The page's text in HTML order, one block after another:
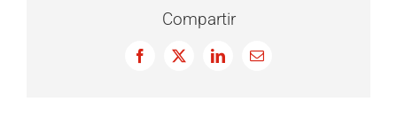
Compartir
Facebook
X LinkedInCorreo